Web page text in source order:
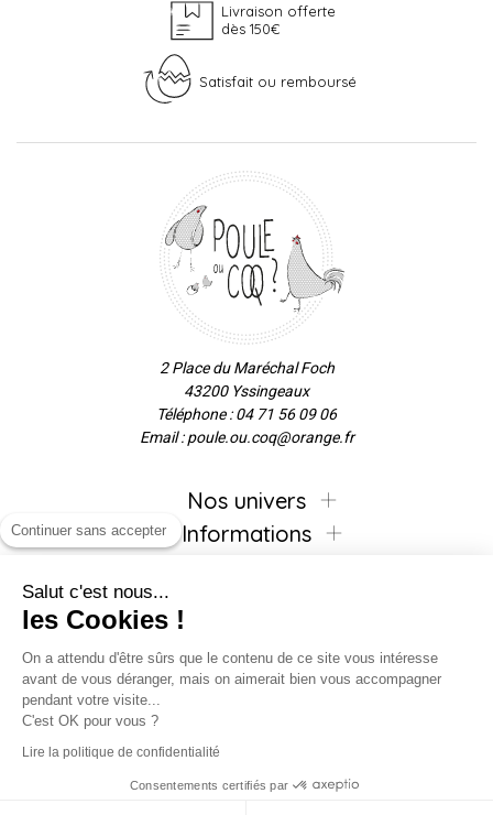
Livraison offerte
dès 150€
Satisfait ou remboursé
2 Place du Maréchal Foch
43200 Yssingeaux
Téléphone : 04 71 56 09 06
Email : poule.ou.coq@orange.fr
Nos univers
Informations
Inscrivez-vous à la newsletter !
Continuer sans accepter
Salut c'est nous...
les Cookies !
On a attendu d'être sûrs que le contenu de ce site vous intéresse
avant de vous déranger, mais on aimerait bien vous accompagner
pendant votre visite...
C'est OK pour vous ?
Lire la politique de confidentialité
Consentements certifiés par